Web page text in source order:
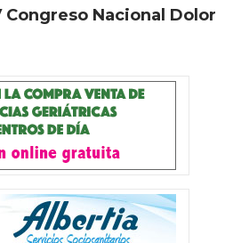
Congreso Nacional Dolor